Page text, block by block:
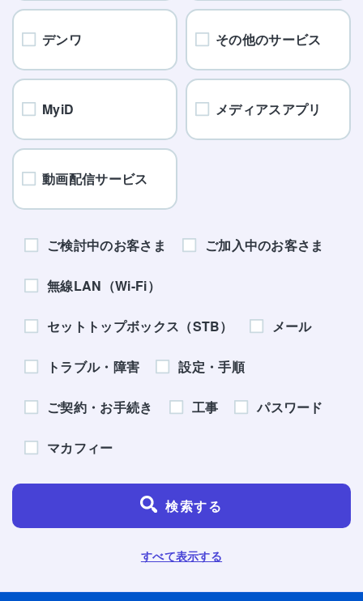
デンワ その他のサービス
MyiD メディアスアプリ
動画配信サービス
ご検討中のお客さま ご加入中のお客さま
無線LAN（Wi-Fi）
セットトップボックス（STB） メール
トラブル・障害 設定・手順
ご契約・お手続き 工事 パスワード
マカフィー
検索する
すべて表示する